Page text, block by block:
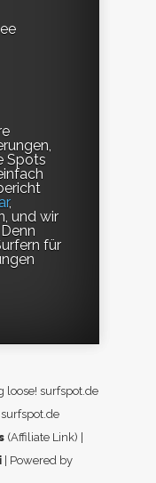
Spots
,
und wir
für
surfspot.de
(Affiliate Link) |
| Powered by